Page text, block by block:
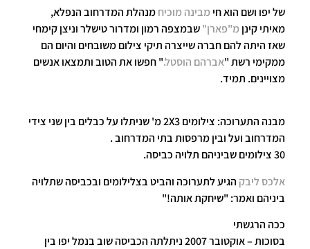
של יפו ושם הוא חי מבינה מוכיחמנהלת המדרחוב הנפלא,
מאיתי קינן מ"פארן"שבמצפה רמון ומדרור טישלר וניצן קימחי
שאז היתה להם חברה שייצרה תיקי צילום משובחים והיום הם
ממקימי רשת "אברהם הוסטל." חפשו את הטוב ותמצאו אנשים
מצויינים. תמיד.
מבנה התערוכה: צילומים 2X3 מ' שניתלו על כבלים בין שני צידי
המדרחוב ועל ובין מרפסות בתי המדרחוב .
30 צילומים שביניהם תלויה כביסה.
אלכס ליבק הגיע לתערוכה והביט בצלילומים ובכביסה שתלויה
ביניהם ואמר: "שיחקת אותה!"
ככה הרגשתי
בסוכות – אוקטובר 2007 ניתלתה הכביסה שוב בנמל יפו בין